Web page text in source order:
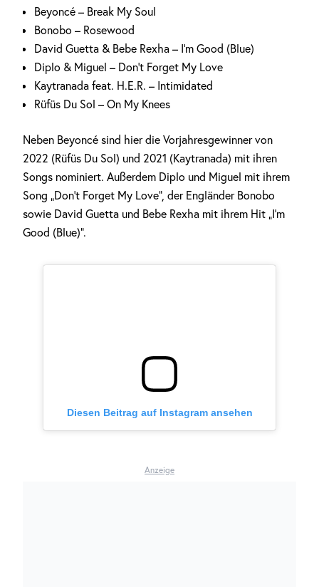
Beyoncé – Break My Soul
Bonobo – Rosewood
David Guetta & Bebe Rexha – I’m Good (Blue)
Diplo & Miguel – Don’t Forget My Love
Kaytranada feat. H.E.R. – Intimidated
Rüfüs Du Sol – On My Knees
Neben Beyoncé sind hier die Vorjahresgewinner von
2022 (Rüfüs Du Sol) und 2021 (Kaytranada) mit ihren
Songs nominiert. Außerdem Diplo und Miguel mit ihrem
Song „Don’t Forget My Love“, der Engländer Bonobo
sowie David Guetta und Bebe Rexha mit ihrem Hit „I’m
Good (Blue)“.
Diesen Beitrag auf Instagram ansehen
Anzeige